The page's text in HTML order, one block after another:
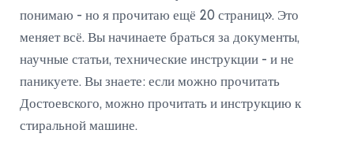
понимаю - но я прочитаю ещё 20 страниц». Это
меняет всё. Вы начинаете браться за документы,
научные статьи, технические инструкции - и не
паникуете. Вы знаете: если можно прочитать
Достоевского, можно прочитать и инструкцию к
стиральной машине.